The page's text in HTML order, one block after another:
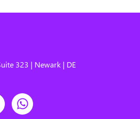
323 | Newark | DE